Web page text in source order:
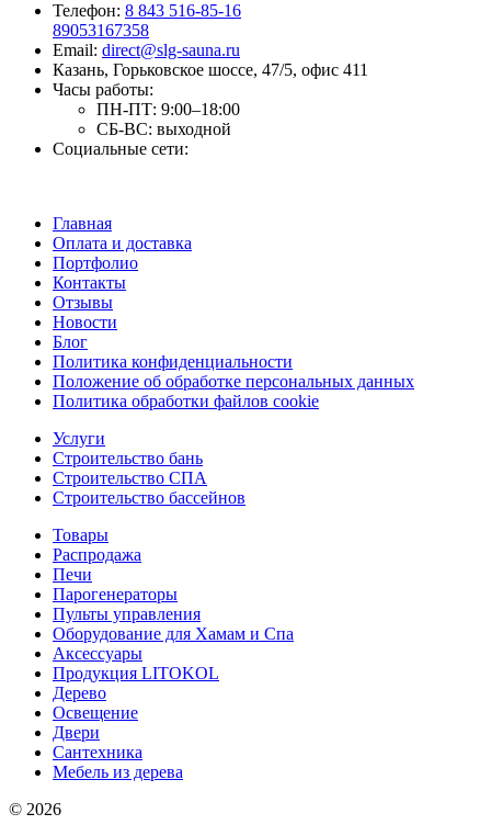
Телефон: 8 843 516-85-16
89053167358
Email: direct@slg-sauna.ru
Казань, Горьковское шоссе, 47/5, офис 411
Часы работы:
ПН-ПТ: 9:00–18:00
СБ-ВС: выходной
Социальные сети:
Главная
Оплата и доставка
Портфолио
Контакты
Отзывы
Новости
Блог
Политика конфиденциальности
Положение об обработке персональных данных
Политика обработки файлов cookie
Услуги
Строительство бань
Строительство СПА
Строительство бассейнов
Товары
Распродажа
Печи
Парогенераторы
Пульты управления
Оборудование для Хамам и Спа
Аксессуары
Продукция LITOKOL
Дерево
Освещение
Двери
Сантехника
Мебель из дерева
© 2026